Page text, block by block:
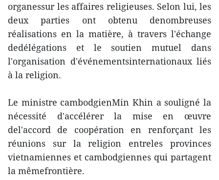
organessur les affaires religieuses. Selon lui, les
deux parties ont obtenu denombreuses
réalisations en la matière, à travers l'échange
dedélégations et le soutien mutuel dans
l'organisation d'événementsinternationaux liés
à la religion.
Le ministre cambodgienMin Khin a souligné la
nécessité d'accélérer la mise en œuvre
del'accord de coopération en renforçant les
réunions sur la religion entreles provinces
vietnamiennes et cambodgiennes qui partagent
la mêmefrontière.